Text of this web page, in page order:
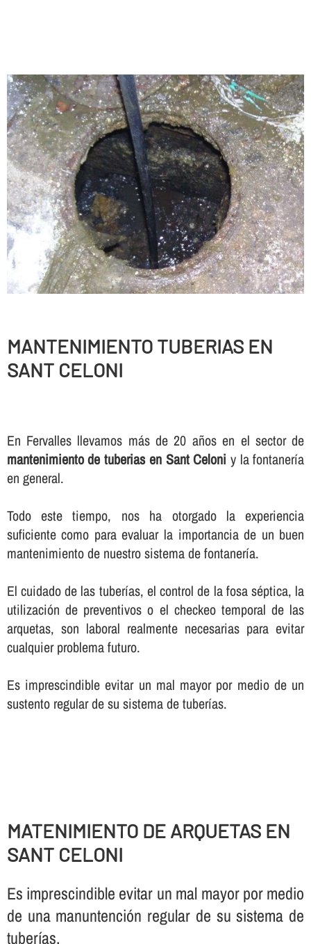
MANTENIMIENTO TUBERIAS EN
SANT CELONI
En Fervalles llevamos más de 20 años en el sector de
mantenimiento de tuberias en Sant Celoni y la fontanerí­a
en general.
Todo este tiempo, nos ha otorgado la experiencia
suficiente como para evaluar la importancia de un buen
mantenimiento de nuestro sistema de fontanerí­a.
El cuidado de las tuberí­as, el control de la fosa séptica, la
utilización de preventivos o el checkeo temporal de las
arquetas, son laboral realmente necesarias para evitar
cualquier problema futuro.
Es imprescindible evitar un mal mayor por medio de un
sustento regular de su sistema de tuberí­as.
MATENIMIENTO DE ARQUETAS EN
SANT CELONI
Es imprescindible evitar un mal mayor por medio
de una manuntención regular de su sistema de
tuberí­as.